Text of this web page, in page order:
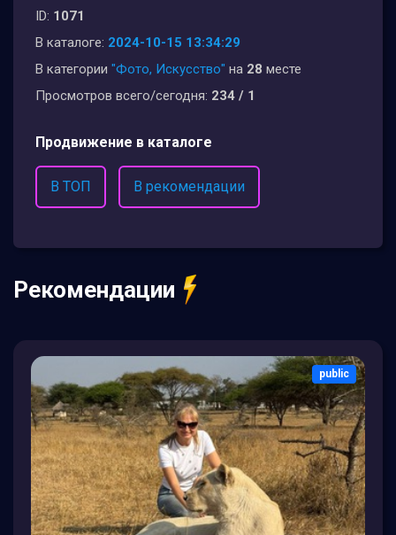
ID: 1071
В каталоге: 2024-10-15 13:34:29
В категории "Фото, Искусство" на 28 месте
Просмотров всего/сегодня: 234 / 1
Продвижение в каталоге
В ТОП В рекомендации
Рекомендации
public